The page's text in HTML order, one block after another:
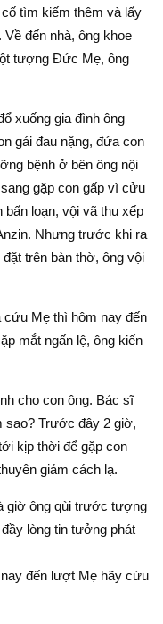
tìm kiếm thêm và lấy
đến nhà, ông khoe
tượng Ðức Mẹ, ông
xuống gia đình ông
gái đau nặng, đứa con
bệnh ở bên ông nội
gặp con gấp vì cửu
loạn, vội vã thu xếp
Nhưng trước khi ra
trên bàn thờ, ông vội
cứu Mẹ thì hôm nay đến
mắt ngấn lệ, ông kiến
cho con ông. Bác sĩ
sao? Trước đây 2 giờ,
kịp thời để gặp con
giảm cách lạ.
giờ ông qùi trước tượng
lòng tin tưởng phát
đến lượt Mẹ hãy cứu